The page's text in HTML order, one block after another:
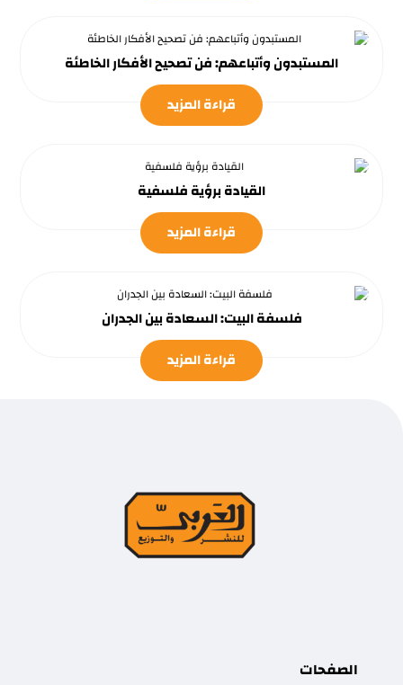
المستبدون وأتباعهم: فن تصحيح الأفكار الخاطئة
قراءة المزيد
القيادة برؤية فلسفية
قراءة المزيد
فلسفة البيت: السعادة بين الجدران
قراءة المزيد
الصفحات